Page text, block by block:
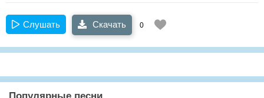
Слушать Скачать 0